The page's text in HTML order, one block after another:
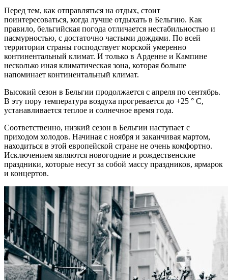
Перед тем, как отправляться на отдых, стоит
поинтересоваться, когда лучше отдыхать в Бельгию. Как
правило, бельгийская погода отличается нестабильностью и
пасмурностью, с достаточно частыми дождями. По всей
территории страны господствует морской умеренно
континентальный климат. И только в Арденне и Кампине
несколько иная климатическая зона, которая больше
напоминает континентальный климат.
Высокий сезон в Бельгии продолжается с апреля по сентябрь.
В эту пору температура воздуха прогревается до +25 ° С,
устанавливается теплое и солнечное время года.
Соответственно, низкий сезон в Бельгии наступает с
приходом холодов. Начиная с ноября и заканчивая мартом,
находиться в этой европейской стране не очень комфортно.
Исключением являются новогодние и рождественские
праздники, которые несут за собой массу праздников, ярмарок
и концертов.